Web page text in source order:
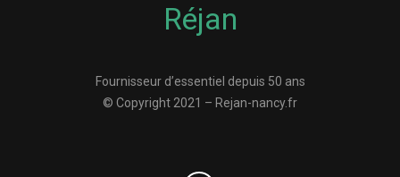
Réjan
Fournisseur d’essentiel depuis 50 ans
© Copyright 2021 – Rejan-nancy.fr